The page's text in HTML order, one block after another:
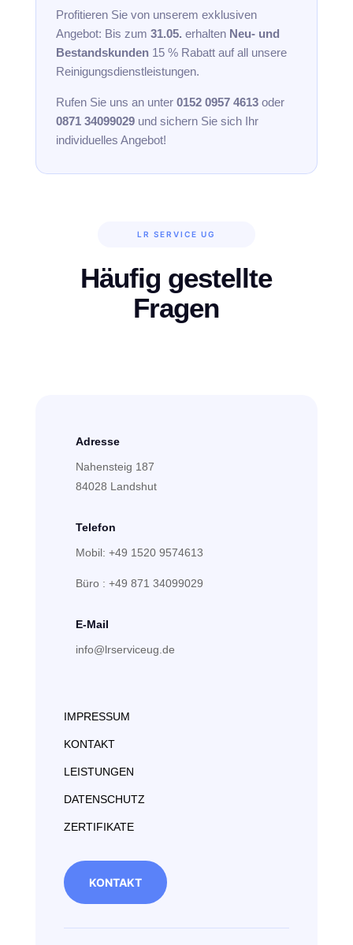
Profitieren Sie von unserem exklusiven
Angebot: Bis zum 31.05. erhalten Neu- und
Bestandskunden15 % Rabatt auf all unsere
Reinigungsdienstleistungen.
Rufen Sie uns an unter 0152 0957 4613oder
0871 34099029und sichern Sie sich Ihr
individuelles Angebot!
LR SERVICE UG
Häufig gestellte
Fragen
Adresse
Nahensteig 187
84028 Landshut
Telefon
Mobil: +49 1520 9574613
Büro : +49 871 34099029
E-Mail
info@lrserviceug.de
IMPRESSUM
KONTAKT
LEISTUNGEN
DATENSCHUTZ
ZERTIFIKATE
KONTAKT